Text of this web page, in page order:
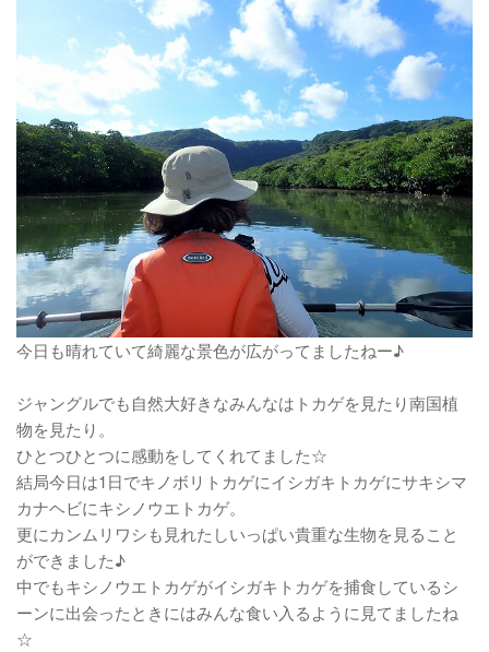
今日も晴れていて綺麗な景色が広がってましたねー♪
ジャングルでも自然大好きなみんなはトカゲを見たり南国植
物を見たり。
ひとつひとつに感動をしてくれてました☆
結局今日は1日でキノボリトカゲにイシガキトカゲにサキシマ
カナヘビにキシノウエトカゲ。
更にカンムリワシも見れたしいっぱい貴重な生物を見ること
ができました♪
中でもキシノウエトカゲがイシガキトカゲを捕食しているシ
ーンに出会ったときにはみんな食い入るように見てましたね
☆